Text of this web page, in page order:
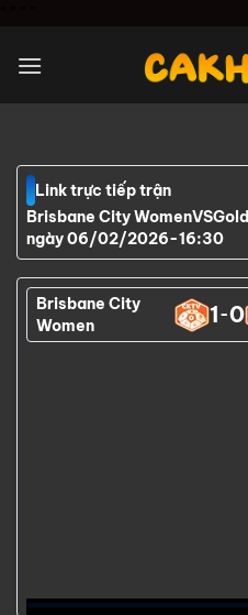
nội
Link trực tiếp trận
Brisbane City WomenVS
ngày 06/02/2026-16:30
Brisbane City
Women
1-0